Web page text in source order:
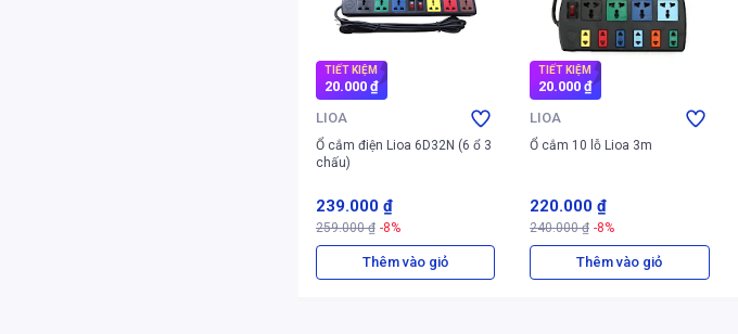
TIẾT KIỆM
20.000 ₫
LIOA
Ổ cắm điện Lioa 6D32N (6 ổ 3
chấu)
239.000 ₫
259.000 ₫ -8%
Thêm vào giỏ
TIẾT KIỆM
20.000 ₫
LIOA
Ổ cắm 10 lỗ Lioa 3m
220.000 ₫
240.000 ₫ -8%
Thêm vào giỏ